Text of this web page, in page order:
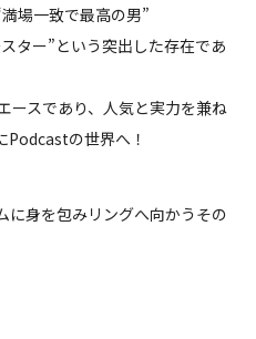
場一致で最高の男”
ター”という突出した存在であ
ースであり、人気と実力を兼ね
Podcastの世界へ！
に身を包みリングへ向かうその